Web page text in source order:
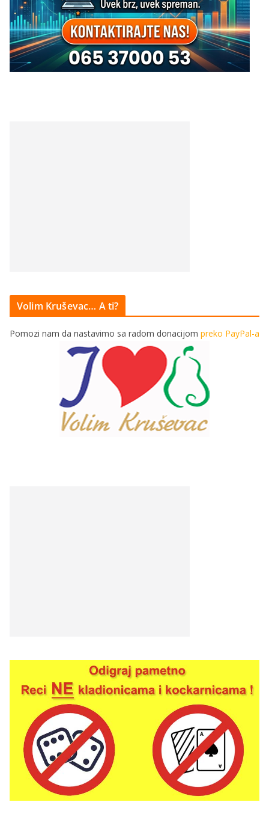
Volim Kruševac… A ti?
Pomozi nam da nastavimo sa radom donacijom preko PayPal-a